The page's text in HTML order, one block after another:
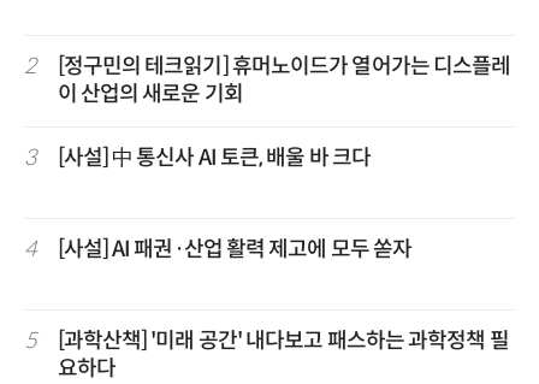
2
[정구민의 테크읽기] 휴머노이드가 열어가는 디스플레
이 산업의 새로운 기회
3 [사설] 中 통신사 AI 토큰, 배울 바 크다
4 [사설] AI 패권·산업 활력 제고에 모두 쏟자
5
[과학산책] '미래 공간' 내다보고 패스하는 과학정책 필
요하다